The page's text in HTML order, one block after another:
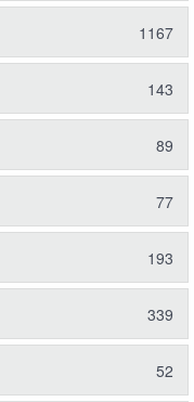
1167
143
89
77
193
339
52